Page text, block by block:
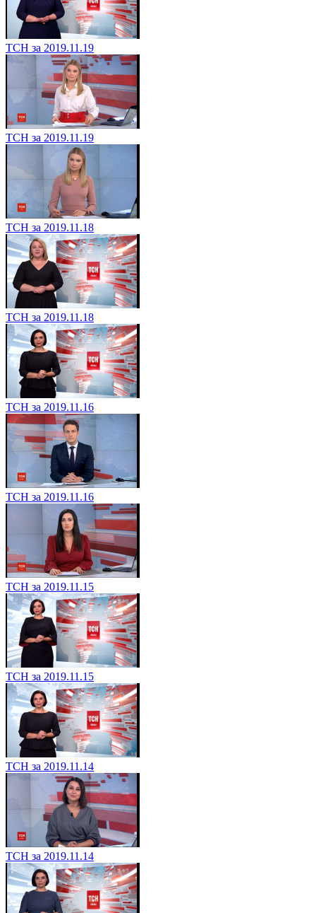
ТСН за 2019.11.19
ТСН за 2019.11.19
ТСН за 2019.11.18
ТСН за 2019.11.18
ТСН за 2019.11.16
ТСН за 2019.11.16
ТСН за 2019.11.15
ТСН за 2019.11.15
ТСН за 2019.11.14
ТСН за 2019.11.14